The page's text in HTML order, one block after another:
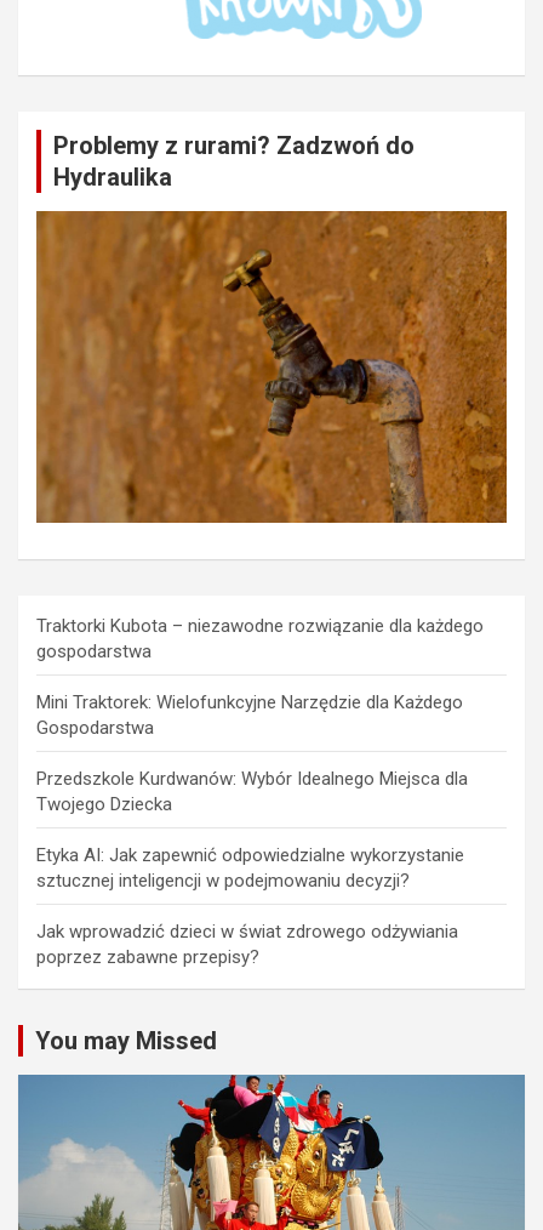
Problemy z rurami? Zadzwoń do
Hydraulika
Traktorki Kubota – niezawodne rozwiązanie dla każdego
gospodarstwa
Mini Traktorek: Wielofunkcyjne Narzędzie dla Każdego
Gospodarstwa
Przedszkole Kurdwanów: Wybór Idealnego Miejsca dla
Twojego Dziecka
Etyka AI: Jak zapewnić odpowiedzialne wykorzystanie
sztucznej inteligencji w podejmowaniu decyzji?
Jak wprowadzić dzieci w świat zdrowego odżywiania
poprzez zabawne przepisy?
You may Missed